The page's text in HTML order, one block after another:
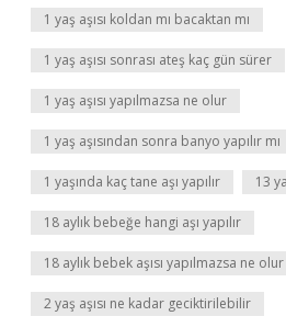
1 yaş aşısı koldan mı bacaktan mı
1 yaş aşısı sonrası ateş kaç gün sürer
1 yaş aşısı yapılmazsa ne olur
1 yaş aşısından sonra banyo yapılır mı
1 yaşında kaç tane aşı yapılır 13
18 aylık bebeğe hangi aşı yapılır
18 aylık bebek aşısı yapılmazsa ne olur
2 yaş aşısı ne kadar geciktirilebilir